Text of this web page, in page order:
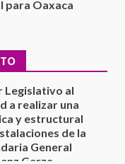
para Oaxaca
a realizar una
General
Garza
social para